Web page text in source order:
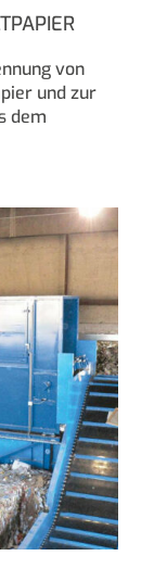
von
und zur
dem